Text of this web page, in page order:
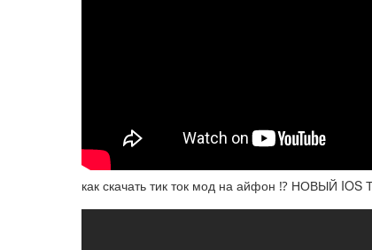
как скачать тик ток мод на айфон ⁉️ НОВЫЙ